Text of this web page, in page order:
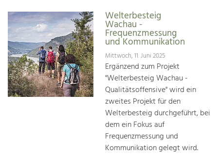
Welterbesteig
Wachau -
Frequenzmessung
und Kommunikation
Mittwoch, 11. Juni 2025
Ergänzend zum Projekt
"Welterbesteig Wachau -
Qualitätsoffensive" wird ein
zweites Projekt für den
Welterbesteig durchgeführt, bei
dem ein Fokus auf
Frequenzmessung und
Kommunikation gelegt wird.